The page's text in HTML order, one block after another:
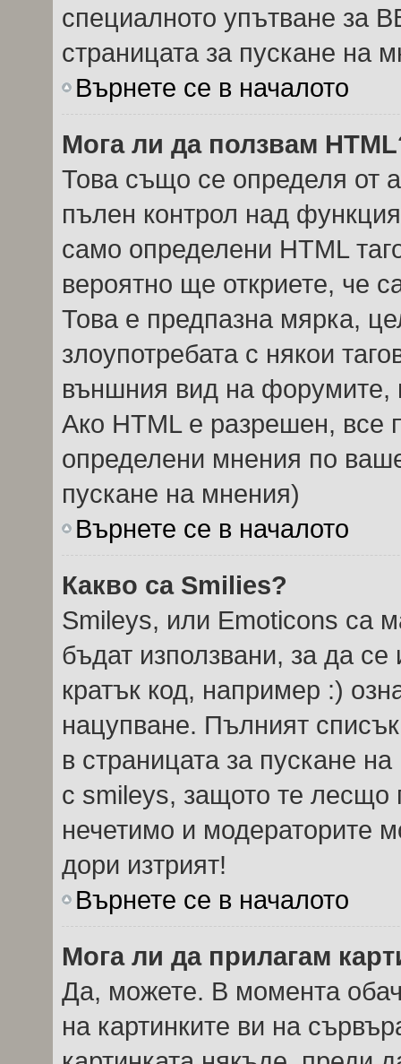
специалното упътване за
страницата за пускане на
Върнете се в началото
Мога ли да ползвам
Това също се определя от
пълен контрол над
само определени HTML
вероятно ще откриете, че
Това е предпазна мярка,
злоупотребата с някои
външния вид на форумите,
Ако HTML е разрешен, все
определени мнения по
пускане на мнения)
Върнете се в началото
Какво са Smilies?
Smileys, или Emoticons са
бъдат използвани, за да
кратък код, например :)
нацупване. Пълният
в страницата за пускане
с smileys, защото те
нечетимо и модераторите
дори изтрият!
Върнете се в началото
Мога ли да прилагам
Да, можете. В момента
на картинките ви на